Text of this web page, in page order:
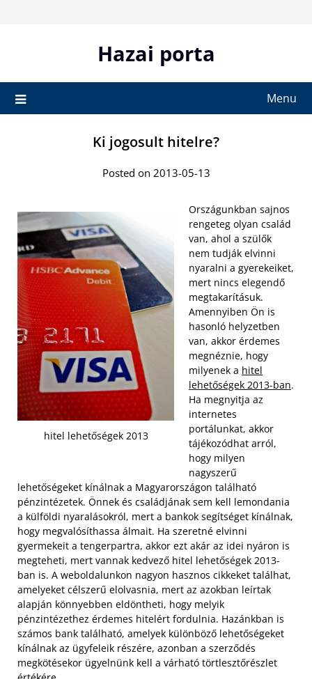
Hazai porta
Menu
Ki jogosult hitelre?
Posted on 2013-05-13
hitel lehetőségek 2013
Országunkban sajnos
rengeteg olyan család
van, ahol a szülők
nem tudják elvinni
nyaralni a gyerekeiket,
mert nincs elegendő
megtakarításuk.
Amennyiben Ön is
hasonló helyzetben
van, akkor érdemes
megnéznie, hogy
milyenek a hitel
lehetőségek 2013-ban.
Ha megnyitja az
internetes
portálunkat, akkor
tájékozódhat arról,
hogy milyen
nagyszerű
lehetőségeket kínálnak a Magyarországon található
pénzintézetek. Önnek és családjának sem kell lemondania
a külföldi nyaralásokról, mert a bankok segítséget kínálnak,
hogy megvalósíthassa álmait. Ha szeretné elvinni
gyermekeit a tengerpartra, akkor ezt akár az idei nyáron is
megteheti, mert vannak kedvező hitel lehetőségek 2013-
ban is. A weboldalunkon nagyon hasznos cikkeket találhat,
amelyeket célszerű elolvasnia, mert az azokban leírtak
alapján könnyebben eldöntheti, hogy melyik
pénzintézethez érdemes hitelért fordulnia. Hazánkban is
számos bank található, amelyek különböző lehetőségeket
kínálnak az ügyfeleik részére, azonban a szerződés
megkötésekor ügyelnünk kell a várható törtlesztőrészlet